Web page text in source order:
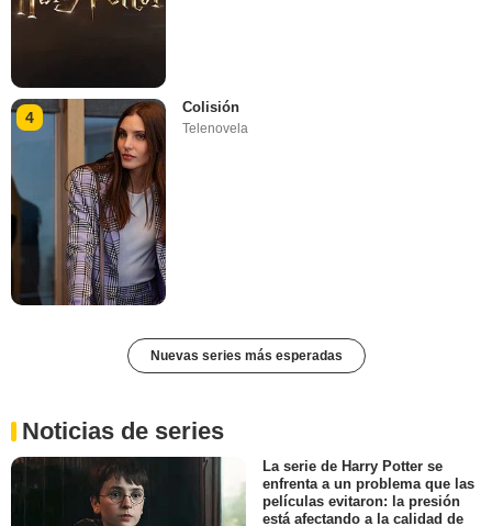
4
Colisión
Telenovela
Nuevas series más esperadas
Noticias de series
La serie de Harry Potter se
enfrenta a un problema que las
películas evitaron: la presión
está afectando a la calidad de